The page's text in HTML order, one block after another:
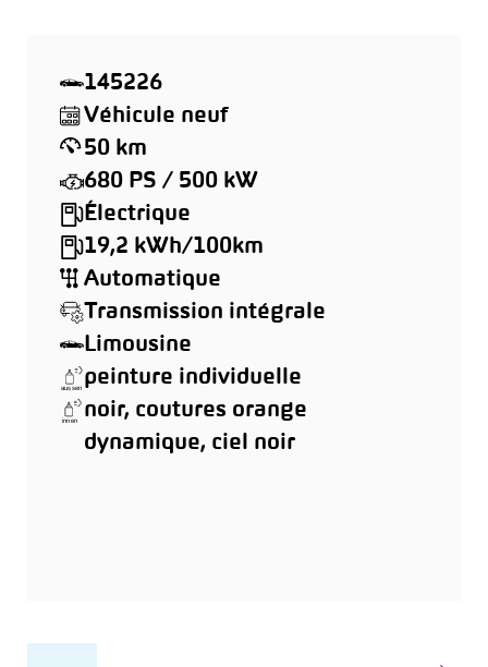
145226
Véhicule neuf
50 km
680 PS / 500 kW
Électrique
19,2 kWh/100km
Automatique
Transmission intégrale
Limousine
peinture individuelle
noir, coutures orange
dynamique, ciel noir